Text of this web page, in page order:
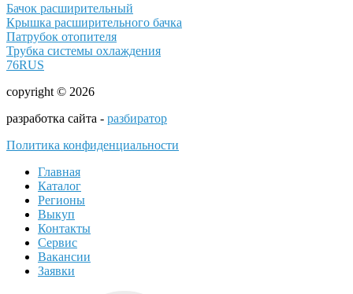
Бачок расширительный
Крышка расширительного бачка
Патрубок отопителя
Трубка системы охлаждения
76RUS
copyright © 2026
разработка сайта - разбиратор
Политика конфиденциальности
Главная
Каталог
Регионы
Выкуп
Контакты
Сервис
Вакансии
Заявки